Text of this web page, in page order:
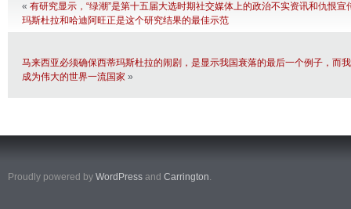
« 有研究显示，“绿潮”是第十五届大选时期社交媒体上的政治不实资讯和仇恨宣
玛斯杜拉和哈迪阿旺正是这个研究结果的最佳示范
马来西亚必须确保西蒂玛斯杜拉的闹剧，是显示我国衰落的最后一个例子，而
成为伟大的世界一流国家 »
Proudly powered by WordPress and Carrington.